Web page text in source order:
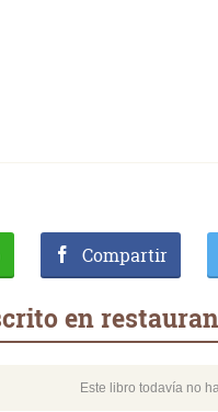
Compartir
en
Este libro todavía no